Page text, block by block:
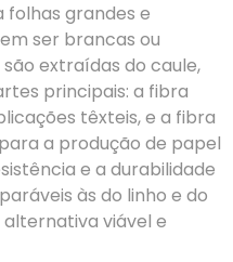
grandes e
ser brancas ou
extraídas do caule,
principais: a fibra
têxteis, e a fibra
a produção de papel
e a durabilidade
às do linho e do
viável e